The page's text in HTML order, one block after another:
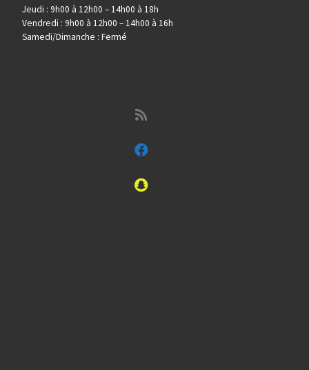
Jeudi : 9h00 à 12h00 – 14h00 à 18h
Vendredi : 9h00 à 12h00 – 14h00 à 16h
Samedi/Dimanche : Fermé